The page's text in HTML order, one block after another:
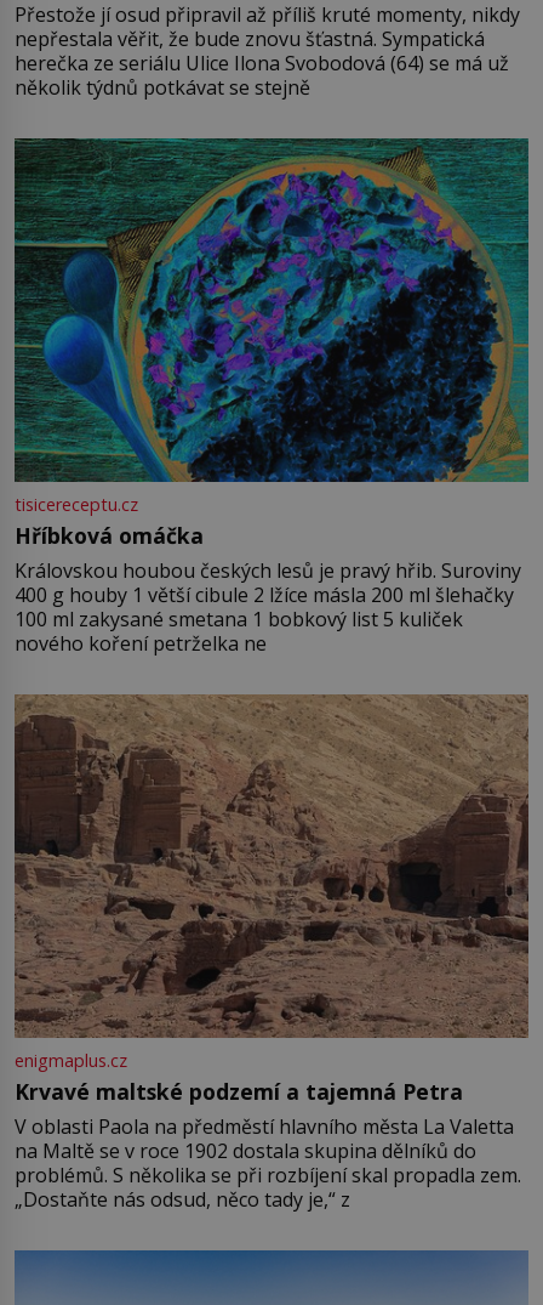
Přestože jí osud připravil až příliš kruté momenty, nikdy
nepřestala věřit, že bude znovu šťastná. Sympatická
herečka ze seriálu Ulice Ilona Svobodová (64) se má už
několik týdnů potkávat se stejně
tisicereceptu.cz
Hříbková omáčka
Královskou houbou českých lesů je pravý hřib. Suroviny
400 g houby 1 větší cibule 2 lžíce másla 200 ml šlehačky
100 ml zakysané smetana 1 bobkový list 5 kuliček
nového koření petrželka ne
enigmaplus.cz
Krvavé maltské podzemí a tajemná Petra
V oblasti Paola na předměstí hlavního města La Valetta
na Maltě se v roce 1902 dostala skupina dělníků do
problémů. S několika se při rozbíjení skal propadla zem.
„Dostaňte nás odsud, něco tady je,“ z